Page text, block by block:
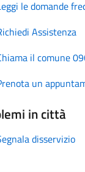
le domande
Assistenza
il comune
un
in città
disservizio